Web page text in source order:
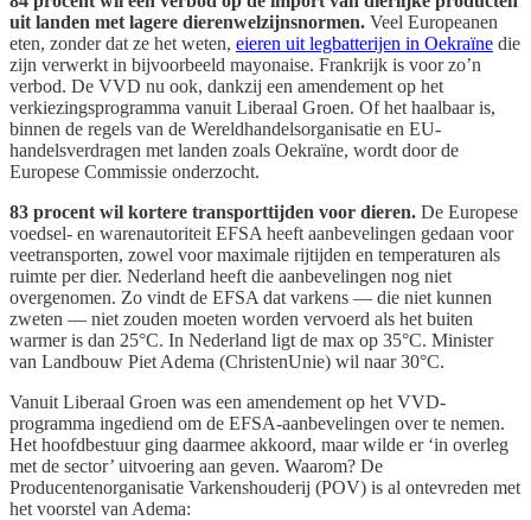
uit landen met lagere dierenwelzijnsnormen. Veel Europeanen
eten, zonder dat ze het weten, eieren uit legbatterijen in Oekraïne die
zijn verwerkt in bijvoorbeeld mayonaise. Frankrijk is voor zo’n
verbod. De VVD nu ook, dankzij een amendement op het
verkiezingsprogramma vanuit Liberaal Groen. Of het haalbaar is,
binnen de regels van de Wereldhandelsorganisatie en EU-
handelsverdragen met landen zoals Oekraïne, wordt door de
Europese Commissie onderzocht.
83 procent wil kortere transporttijden voor dieren. De Europese
voedsel- en warenautoriteit EFSA heeft aanbevelingen gedaan voor
veetransporten, zowel voor maximale rijtijden en temperaturen als
ruimte per dier. Nederland heeft die aanbevelingen nog niet
overgenomen. Zo vindt de EFSA dat varkens — die niet kunnen
zweten — niet zouden moeten worden vervoerd als het buiten
warmer is dan 25°C. In Nederland ligt de max op 35°C. Minister
van Landbouw Piet Adema (ChristenUnie) wil naar 30°C.
Vanuit Liberaal Groen was een amendement op het VVD-
programma ingediend om de EFSA-aanbevelingen over te nemen.
Het hoofdbestuur ging daarmee akkoord, maar wilde er ‘in overleg
met de sector’ uitvoering aan geven. Waarom? De
Producentenorganisatie Varkenshouderij (POV) is al ontevreden met
het voorstel van Adema: